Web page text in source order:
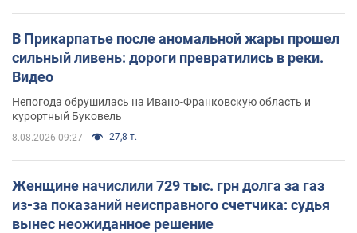
В Прикарпатье после аномальной жары прошел
сильный ливень: дороги превратились в реки.
Видео
Непогода обрушилась на Ивано-Франковскую область и
курортный Буковель
8.08.2026 09:27 27,8 т.
Женщине начислили 729 тыс. грн долга за газ
из-за показаний неисправного счетчика: судья
вынес неожиданное решение